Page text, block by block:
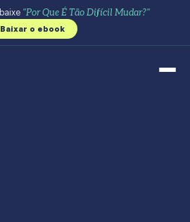
baixe "Por Que É Tão Difícil Mudar?"
Baixar o ebook